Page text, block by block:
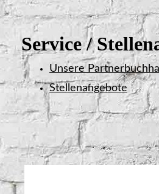
Service /
Unsere
Stellenangebote